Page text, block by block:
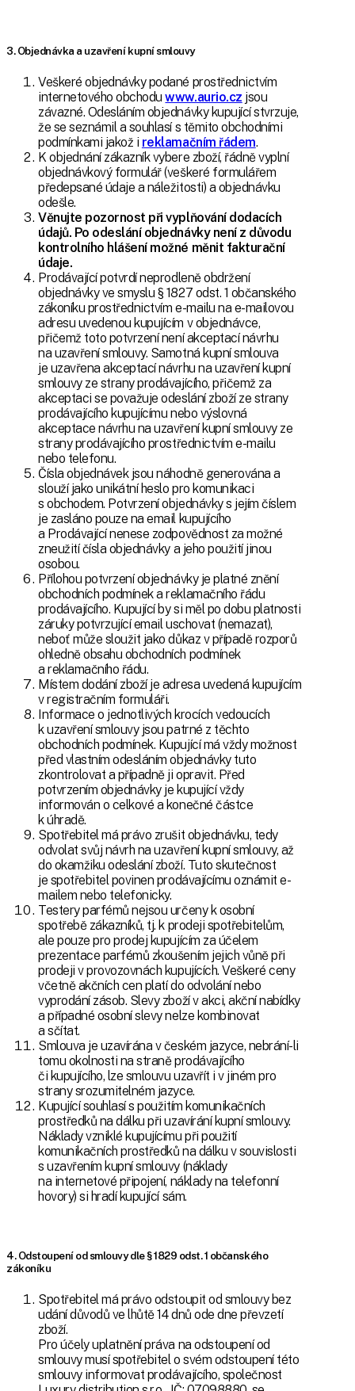
3. Objednávka a uzavření kupní smlouvy
Veškeré objednávky podané prostřednictvím
internetového obchoduwww.aurio.cz jsou
závazné. Odesláním objednávky kupující stvrzuje,
že se seznámil a souhlasí s těmito obchodními
podmínkami jakož i reklamačním řádem.
K objednání zákazník vybere zboží, řádně vyplní
objednávkový formulář (veškeré formulářem
předepsané údaje a náležitosti) a objednávku
odešle.
Věnujte pozornost při vyplňování dodacích
údajů. Po odeslání objednávky není z důvodu
kontrolního hlášení možné měnit fakturační
údaje.
Prodávající potvrdí neprodleně obdržení
objednávky ve smyslu § 1827 odst. 1 občanského
zákoníku prostřednictvím e-mailu na e-mailovou
adresu uvedenou kupujícím v objednávce,
přičemž toto potvrzení není akceptací návrhu
na uzavření smlouvy. Samotná kupní smlouva
je uzavřena akceptací návrhu na uzavření kupní
smlouvy ze strany prodávajícího, přičemž za
akceptaci se považuje odeslání zboží ze strany
prodávajícího kupujícímu nebo výslovná
akceptace návrhu na uzavření kupní smlouvy ze
strany prodávajícího prostřednictvím e-mailu
nebo telefonu.
Čísla objednávek jsou náhodně generována a
slouží jako unikátní heslo pro komunikaci
s obchodem. Potvrzení objednávky s jejím číslem
je zasláno pouze na email kupujícího
a Prodávající nenese zodpovědnost za možné
zneužití čísla objednávky a jeho použití jinou
osobou.
Přílohou potvrzení objednávky je platné znění
obchodních podmínek a reklamačního řádu
prodávajícího. Kupující by si měl po dobu platnosti
záruky potvrzující email uschovat (nemazat),
neboť může sloužit jako důkaz v případě rozporů
ohledně obsahu obchodních podmínek
a reklamačního řádu.
Místem dodání zboží je adresa uvedená kupujícím
v registračním formuláři.
Informace o jednotlivých krocích vedoucích
k uzavření smlouvy jsou patrné z těchto
obchodních podmínek. Kupující má vždy možnost
před vlastním odesláním objednávky tuto
zkontrolovat a případně ji opravit. Před
potvrzením objednávky je kupující vždy
informován o celkové a konečné částce
k úhradě.
Spotřebitel má právo zrušit objednávku, tedy
odvolat svůj návrh na uzavření kupní smlouvy, až
do okamžiku odeslání zboží. Tuto skutečnost
je spotřebitel povinen prodávajícímu oznámit e-
mailem nebo telefonicky.
Testery parfémů nejsou určeny k osobní
spotřebě zákazníků, tj. k prodeji spotřebitelům,
ale pouze pro prodej kupujícím za účelem
prezentace parfémů zkoušením jejich vůně při
prodeji v provozovnách kupujících. Veškeré ceny
včetně akčních cen platí do odvolání nebo
vyprodání zásob. Slevy zboží v akci, akční nabídky
a případné osobní slevy nelze kombinovat
a sčítat.
Smlouva je uzavírána v českém jazyce, nebrání-li
tomu okolnosti na straně prodávajícího
či kupujícího, lze smlouvu uzavřít i v jiném pro
strany srozumitelném jazyce.
Kupující souhlasí s použitím komunikačních
prostředků na dálku při uzavírání kupní smlouvy.
Náklady vzniklé kupujícímu při použití
komunikačních prostředků na dálku v souvislosti
s uzavřením kupní smlouvy (náklady
na internetové připojení, náklady na telefonní
hovory) si hradí kupující sám.
4. Odstoupení od smlouvy dle § 1829 odst. 1 občanského
zákoníku
Spotřebitel má právo odstoupit od smlouvy bez
udání důvodů ve lhůtě 14 dnů ode dne převzetí
zboží.
Pro účely uplatnění práva na odstoupení od
smlouvy musí spotřebitel o svém odstoupení této
smlouvy informovat prodávajícího, společnost